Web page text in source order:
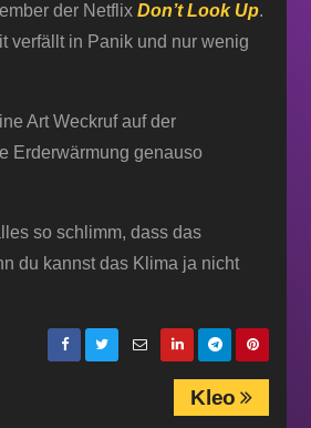
der Netflix Don’t Look Up.
verfällt in Panik und nur wenig
Art Weckruf auf der
Erderwärmung genauso
so schlimm, dass das
du kannst das Klima ja nicht
Kleo